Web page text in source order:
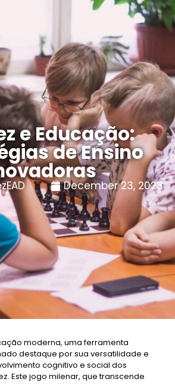
e Educação:
de Ensino
December 23, 2023
moderna, uma ferramenta
destaque por sua versatilidade e
cognitivo e social dos
Este jogo milenar, que transcende